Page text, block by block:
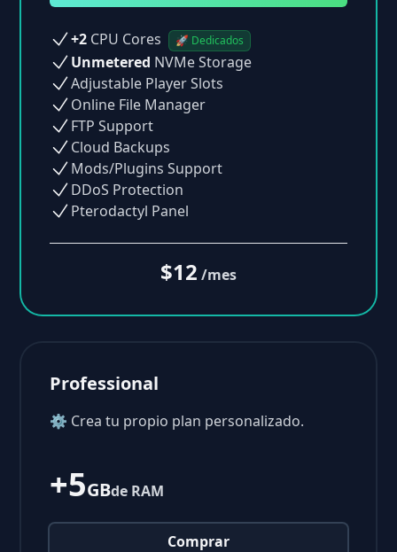
+2 CPU Cores 🚀 Dedicados
Unmetered NVMe Storage
Adjustable Player Slots
Online File Manager
FTP Support
Cloud Backups
Mods/Plugins Support
DDoS Protection
Pterodactyl Panel
$12 /mes
Professional
⚙ Crea tu propio plan personalizado.
+5GBde RAM
Comprar